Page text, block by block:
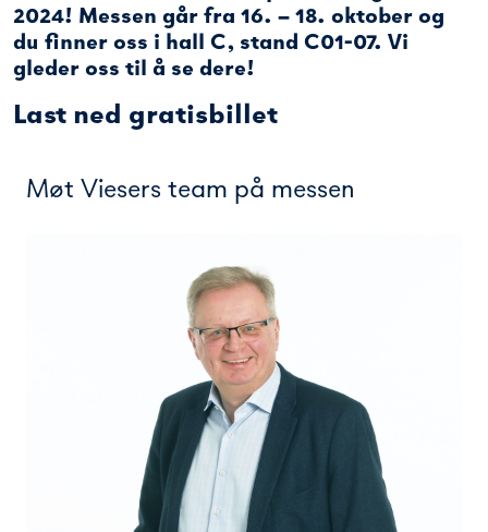
2024! Messen går fra 16. – 18. oktober og
du finner oss i hall C, stand C01-07. Vi
gleder oss til å se dere!
Last ned gratisbillet
Møt Viesers team på messen